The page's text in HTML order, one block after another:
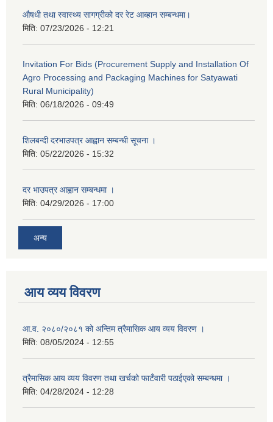
औषधी तथा स्वास्थ्य सागग्रीको दर रेट आब्हान सम्बन्धमा।
मिति: 07/23/2026 - 12:21
Invitation For Bids (Procurement Supply and Installation Of
Agro Processing and Packaging Machines for Satyawati
Rural Municipality)
मिति: 06/18/2026 - 09:49
शिलबन्दी दरभाउपत्र आह्वान सम्बन्धी सूचना ।
मिति: 05/22/2026 - 15:32
दर भाउपत्र आह्वान सम्बन्धमा ।
मिति: 04/29/2026 - 17:00
अन्य
आय व्यय विवरण
आ.व. २०८०/२०८१ को अन्तिम त्रैमासिक आय व्यय विवरण ।
मिति: 08/05/2024 - 12:55
त्रैमासिक आय व्यय विवरण तथा खर्चको फाटँवारी पठाईएको सम्बन्धमा ।
मिति: 04/28/2024 - 12:28